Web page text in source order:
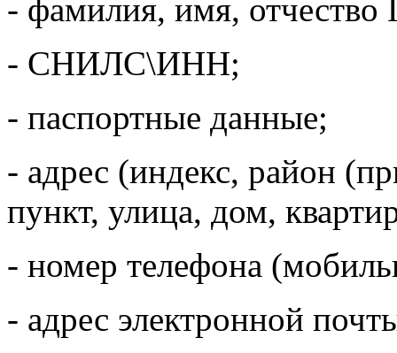
- фамилия, имя, отчество
- СНИЛС\ИНН;
- паспортные данные;
- адрес (индекс, район
пункт, улица, дом,
- номер телефона
- адрес электронной